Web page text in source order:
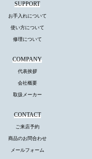
SUPPORT
お手入れについて
使い方について
修理について
COMPANY
代表挨拶
会社概要
取扱メーカー
CONTACT
ご来店予約
商品のお問合わせ
メールフォーム